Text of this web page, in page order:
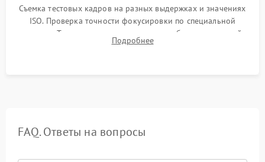
Съемка тестовых кадров на разных выдержках и значениях
ISO. Проверка точности фокусировки по специальной
мишени. Тест записи на карту памяти, работы встроенной
вспышки, микрофона и всех кнопок управления.
Подробнее
FAQ. Ответы на вопросы